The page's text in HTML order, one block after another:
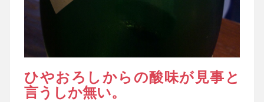
ひやおろしからの酸味が見事と
言うしか無い。